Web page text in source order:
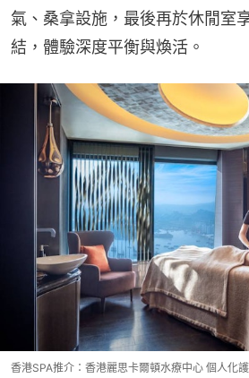
氣、桑拿設施，最後再於休閒室
結，體驗深度平衡與煥活。
香港SPA推介：香港麗思卡爾頓水療中心 個人化